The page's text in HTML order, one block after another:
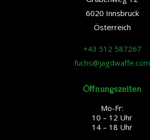
6020 Innsbruck
Österreich
+43 512 587267
fuchs@jagdwaffe.com
Öffnungszeiten
Mo-Fr:
10 – 12 Uhr
14 – 18 Uhr